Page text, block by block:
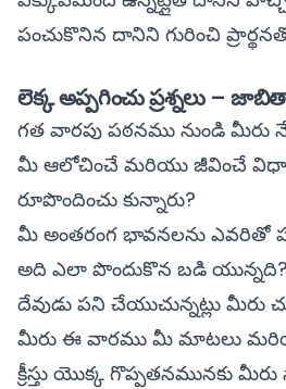
పంచుకొనిన దానిని గురించి
లెక్క అప్పగించు ప్రశ్నలు –
గత వారపు పఠనము నుండి మీరు
మీ ఆలోచించే మరియు జీవించే
రూపొందించు కున్నారు?
మీ అంతరంగ భావనలను ఎవరితో
అది ఎలా పొందుకొన బడి యున్నది?
దేవుడు పని చేయుచున్నట్లు మీరు
మీరు ఈ వారము మీ మాటలు
క్రీస్తు యొక్క గొప్పతనమునకు